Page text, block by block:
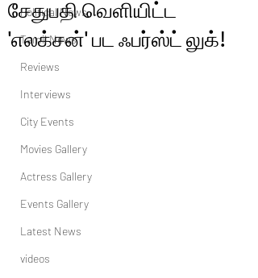
Political News
Tamil News
Reviews
Interviews
City Events
Movies Gallery
Actress Gallery
Events Gallery
Latest News
videos
சேதுபதி வெளியிட்ட
'எலக்சன்' பட ஃபர்ஸ்ட் லுக்!